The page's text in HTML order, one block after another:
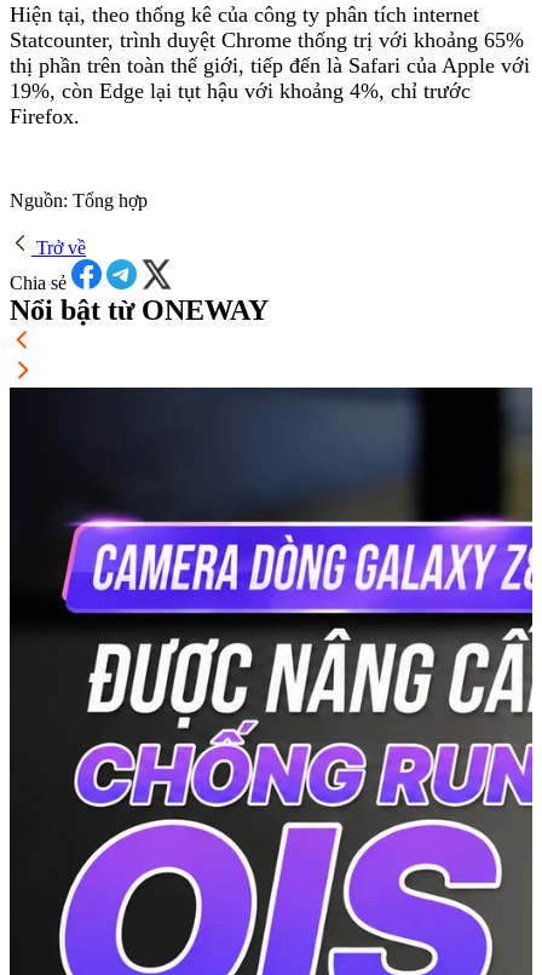
Hiện tại, theo thống kê của công ty phân tích internet
Statcounter, trình duyệt Chrome thống trị với khoảng 65%
thị phần trên toàn thế giới, tiếp đến là Safari của Apple với
19%, còn Edge lại tụt hậu với khoảng 4%, chỉ trước
Firefox.
Nguồn: Tổng hợp
Trở về
Chia sẻ
Nổi bật từ ONEWAY